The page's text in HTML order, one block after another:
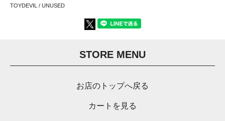
TOYDEVIL / UNUSED
STORE MENU
お店のトップへ戻る
カートを見る